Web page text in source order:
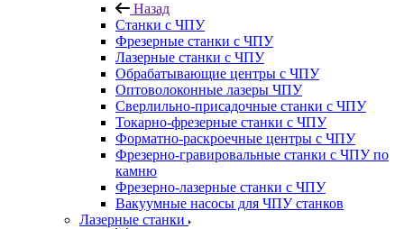
Назад
Станки с ЧПУ
Фрезерные станки с ЧПУ
Лазерные станки с ЧПУ
Обрабатывающие центры с ЧПУ
Оптоволоконные лазеры ЧПУ
Сверлильно-присадочные станки с ЧПУ
Токарно-фрезерные станки с ЧПУ
Форматно-раскроечные центры с ЧПУ
Фрезерно-гравировальные станки с ЧПУ по
камню
Фрезерно-лазерные станки с ЧПУ
Вакуумные насосы для ЧПУ станков
Лазерные станки